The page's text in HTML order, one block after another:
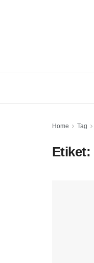
Home Tag
Etiket: